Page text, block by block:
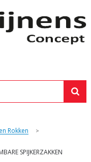
Rokken >
SPIJKERZAKKEN